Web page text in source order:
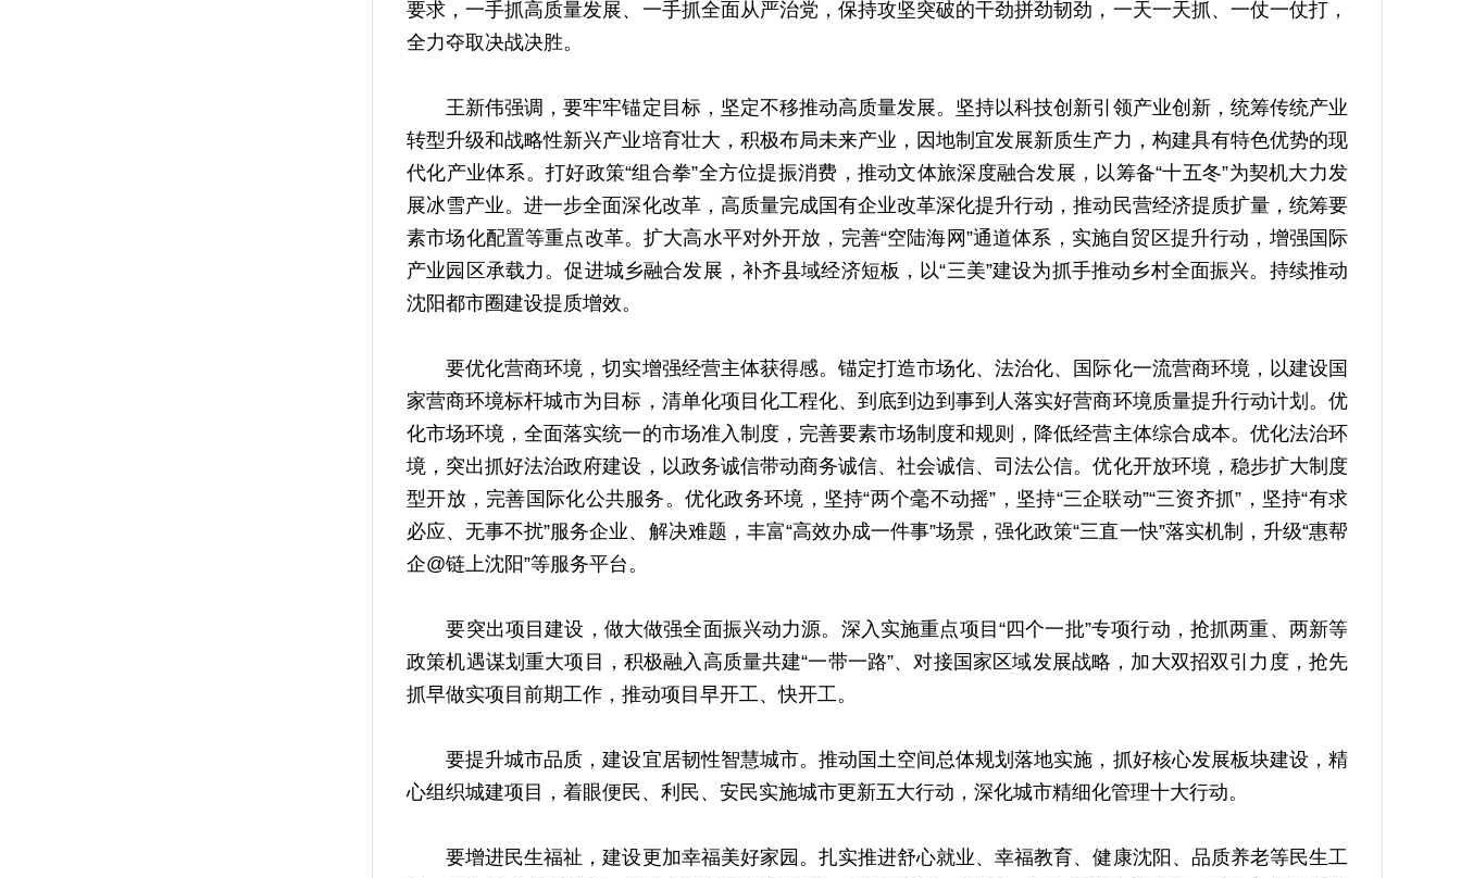
要求，一手抓高质量发展、一手抓全面从严治党，保持攻坚突破的干劲拼劲韧劲，一天一天抓、一仗一仗打，
全力夺取决战决胜。
王新伟强调，要牢牢锚定目标，坚定不移推动高质量发展。坚持以科技创新引领产业创新，统筹传统产业
转型升级和战略性新兴产业培育壮大，积极布局未来产业，因地制宜发展新质生产力，构建具有特色优势的现
代化产业体系。打好政策“组合拳”全方位提振消费，推动文体旅深度融合发展，以筹备“十五冬”为契机大力发
展冰雪产业。进一步全面深化改革，高质量完成国有企业改革深化提升行动，推动民营经济提质扩量，统筹要
素市场化配置等重点改革。扩大高水平对外开放，完善“空陆海网”通道体系，实施自贸区提升行动，增强国际
产业园区承载力。促进城乡融合发展，补齐县域经济短板，以“三美”建设为抓手推动乡村全面振兴。持续推动
沈阳都市圈建设提质增效。
要优化营商环境，切实增强经营主体获得感。锚定打造市场化、法治化、国际化一流营商环境，以建设国
家营商环境标杆城市为目标，清单化项目化工程化、到底到边到事到人落实好营商环境质量提升行动计划。优
化市场环境，全面落实统一的市场准入制度，完善要素市场制度和规则，降低经营主体综合成本。优化法治环
境，突出抓好法治政府建设，以政务诚信带动商务诚信、社会诚信、司法公信。优化开放环境，稳步扩大制度
型开放，完善国际化公共服务。优化政务环境，坚持“两个毫不动摇”，坚持“三企联动”“三资齐抓”，坚持“有求
必应、无事不扰”服务企业、解决难题，丰富“高效办成一件事”场景，强化政策“三直一快”落实机制，升级“惠帮
企@链上沈阳”等服务平台。
要突出项目建设，做大做强全面振兴动力源。深入实施重点项目“四个一批”专项行动，抢抓两重、两新等
政策机遇谋划重大项目，积极融入高质量共建“一带一路”、对接国家区域发展战略，加大双招双引力度，抢先
抓早做实项目前期工作，推动项目早开工、快开工。
要提升城市品质，建设宜居韧性智慧城市。推动国土空间总体规划落地实施，抓好核心发展板块建设，精
心组织城建项目，着眼便民、利民、安民实施城市更新五大行动，深化城市精细化管理十大行动。
要增进民生福祉，建设更加幸福美好家园。扎实推进舒心就业、幸福教育、健康沈阳、品质养老等民生工